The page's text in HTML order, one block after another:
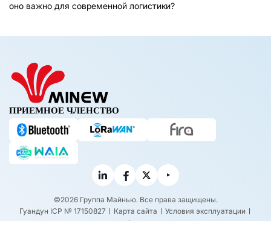
оно важно для современной логистики?
ПРИЕМНОЕ ЧЛЕНСТВО
©2026 Группа Майнью. Все права защищены.
Гуандун ICP № 17150827
Карта сайта
Условия эксплуатации
политика конфиденциальности